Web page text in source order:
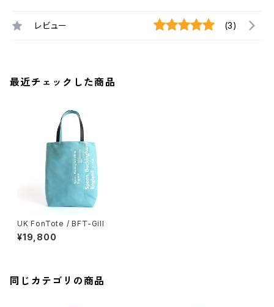
レビュー (3)
最近チェックした商品
UK FonTote / BFT-Gill
¥19,800
同じカテゴリの商品